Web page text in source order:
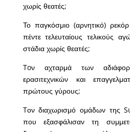
χωρίς θεατές;
Το παγκόσμιο (αρνητικό)
πέντε τελευταίους τελικούς
στάδια χωρίς θεατές;
Toν αχταρμά των
ερασιτεχνικών και
πρώτους γύρους;
Tον διαχωρισμό ομάδων της
που εξασφάλισαν τη